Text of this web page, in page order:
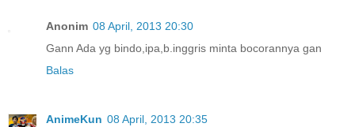
Anonim 08 April, 2013 20:30
Gann Ada yg bindo,ipa,b.inggris minta bocorannya gan
Balas
AnimeKun 08 April, 2013 20:35